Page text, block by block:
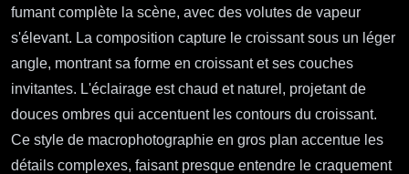
fumant complète la scène, avec des volutes de vapeur
s'élevant. La composition capture le croissant sous un léger
angle, montrant sa forme en croissant et ses couches
invitantes. L'éclairage est chaud et naturel, projetant de
douces ombres qui accentuent les contours du croissant.
Ce style de macrophotographie en gros plan accentue les
détails complexes, faisant presque entendre le craquement